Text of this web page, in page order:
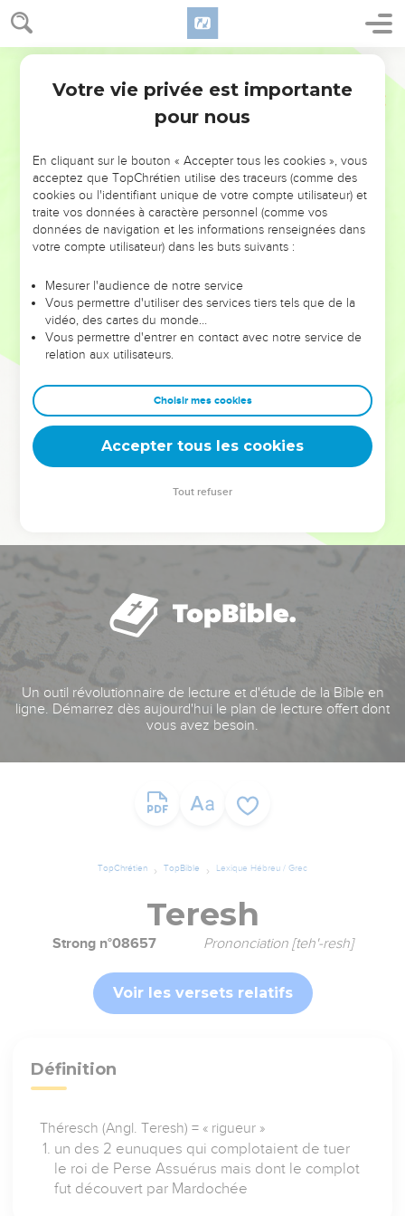
NE MANQUEZ PAS L’ÉVÉNEMENT
DE L’ANNÉE !
ET SI LEURS ERREURS POUVAIENT VOUS ÉVITER LES
VOTRES ?
leur foi ou leur vision. Mais on voit moins les doutes, les erreurs
et les saisons difficiles qu'ils ont traversés, alors même que ce
sont elles qui les ont façonnés.
Dans cette conférence, leaders, entrepreneurs, et responsables
clés pour avancer avec plus de sagesse afin que leurs erreurs
deviennent vos tremplins. Que vous guidiez un ministère, une
équipe, un groupe ou une famille, leur expérience est faite
Un outil révolutionnaire de lecture et d'étude de la Bible en
ligne. Démarrez dès aujourd'hui le plan de lecture offert dont
vous avez besoin.
TopChrétien TopBible Lexique Hébreu / Grec
Teresh
Strong n°08657 Prononciation [teh'-resh]
Voir les versets relatifs
Définition
Théresch (Angl. Teresh) = « rigueur »
un des 2 eunuques qui complotaient de tuer
le roi de Perse Assuérus mais dont le complot
fut découvert par Mardochée
Votre vie privée est importante
pour nous
En cliquant sur le bouton « Accepter tous les cookies », vous
acceptez que TopChrétien utilise des traceurs (comme des
cookies ou l'identifiant unique de votre compte utilisateur) et
traite vos données à caractère personnel (comme vos
données de navigation et les informations renseignées dans
votre compte utilisateur) dans les buts suivants :
Mesurer l'audience de notre service
Vous permettre d'utiliser des services tiers tels que de la
vidéo, des cartes du monde…
Vous permettre d'entrer en contact avec notre service de
relation aux utilisateurs.
Choisir mes cookies
Accepter tous les cookies
Tout refuser